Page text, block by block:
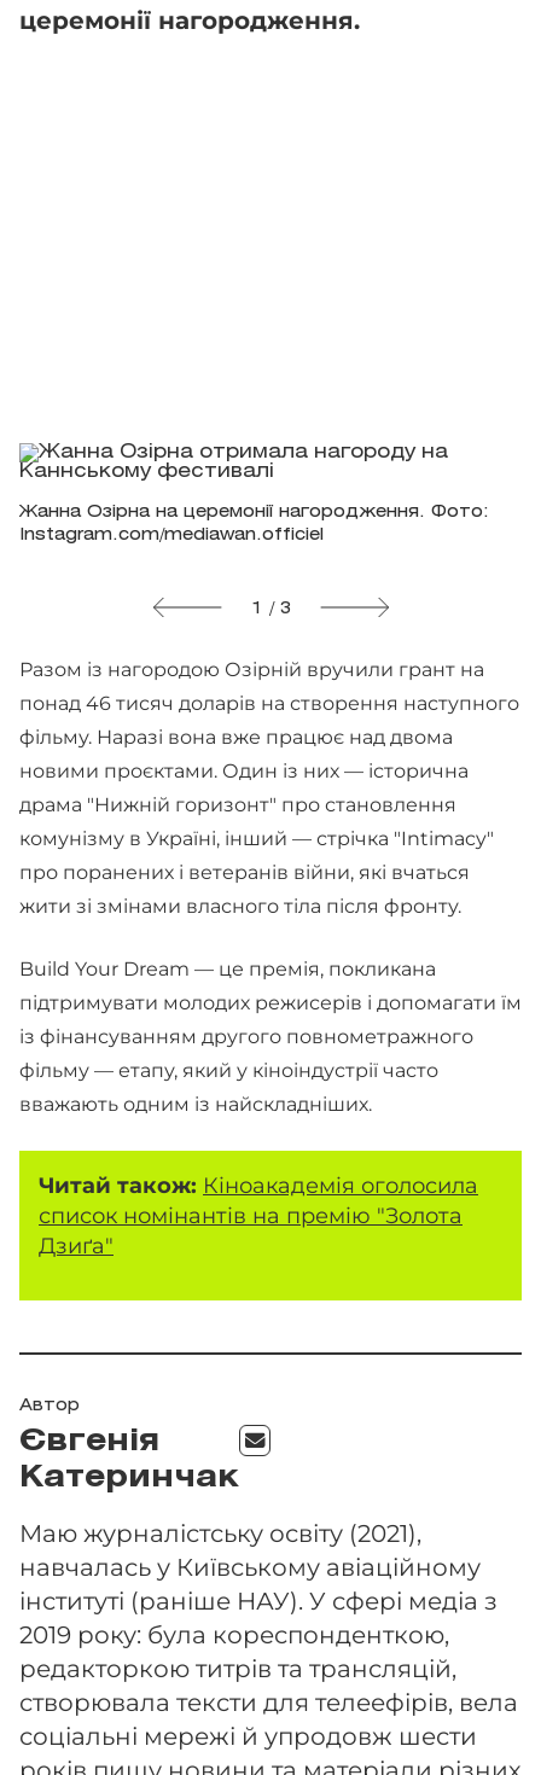
церемонії нагородження.
Жанна Озірна на церемонії нагородження. Фото:
Instagram.com/mediawan.officiel
1 / 3
Разом із нагородою Озірній вручили грант на
понад 46 тисяч доларів на створення наступного
фільму. Наразі вона вже працює над двома
новими проєктами. Один із них — історична
драма "Нижній горизонт" про становлення
комунізму в Україні, інший — стрічка "Intimacy"
про поранених і ветеранів війни, які вчаться
жити зі змінами власного тіла після фронту.
Build Your Dream — це премія, покликана
підтримувати молодих режисерів і допомагати їм
із фінансуванням другого повнометражного
фільму — етапу, який у кіноіндустрії часто
вважають одним із найскладніших.
Читай також: Кіноакадемія оголосила
список номінантів на премію "Золота
Дзиґа"
Автор
Євгенія
Катеринчак
Маю журналістську освіту (2021),
навчалась у Київському авіаційному
інституті (раніше НАУ). У сфері медіа з
2019 року: була кореспонденткою,
редакторкою титрів та трансляцій,
створювала тексти для телеефірів, вела
соціальні мережі й упродовж шести